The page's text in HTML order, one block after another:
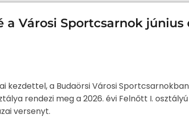
a Városi Sportcsarnok június
kezdettel, a Budaörsi Városi
rendezi meg a 2026. évi Felnőtt I.
versenyt.